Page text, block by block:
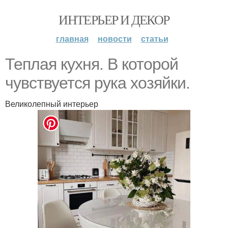
ИНТЕРЬЕР И ДЕКОР
главная новости статьи
Теплая кухня. В которой
чувствуется рука хозяйки.
Великолепный интерьер